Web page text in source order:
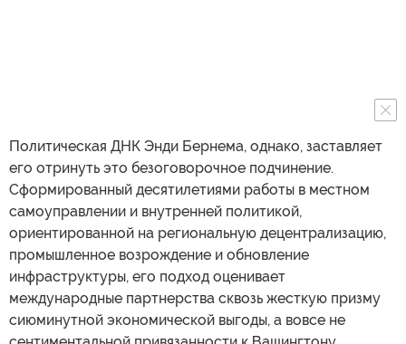
Политическая ДНК Энди Бернема, однако, заставляет
его отринуть это безоговорочное подчинение.
Сформированный десятилетиями работы в местном
самоуправлении и внутренней политикой,
ориентированной на региональную децентрализацию,
промышленное возрождение и обновление
инфраструктуры, его подход оценивает
международные партнерства сквозь жесткую призму
сиюминутной экономической выгоды, а вовсе не